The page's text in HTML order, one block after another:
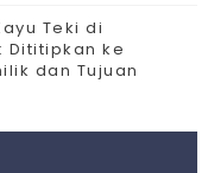
Teki di
Dititipkan ke
dan Tujuan